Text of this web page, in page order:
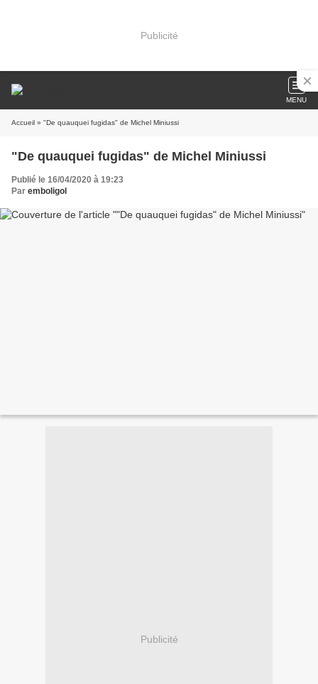
Publicité
MENU
Accueil » "De quauquei fugidas" de Michel Miniussi
"De quauquei fugidas" de Michel Miniussi
Publié le 16/04/2020 à 19:23
Par emboligol
Publicité